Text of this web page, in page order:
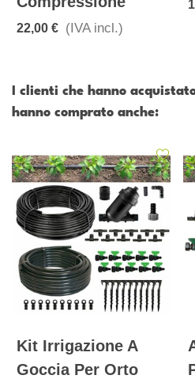
22,00 € (IVA incl.)
I clienti che hanno
hanno comprato anche:
Kit Irrigazione A
Goccia Per Orto